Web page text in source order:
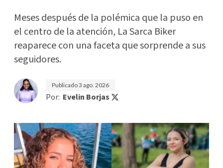
Meses después de la polémica que la puso en
el centro de la atención, La Sarca Biker
reaparece con una faceta que sorprende a sus
seguidores.
Publicado3 ago. 2026
Por: Evelin Borjas